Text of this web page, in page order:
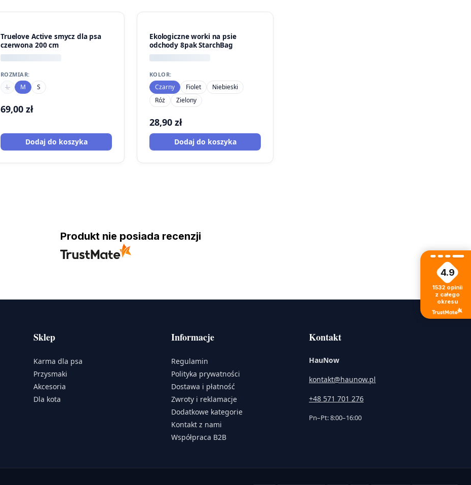
Truelove Active smycz dla psa
czerwona 200 cm
ROZMIAR:
L M S
69,00 zł
Dodaj do koszyka
Ekologiczne worki na psie
odchody 8pak StarchBag
KOLOR:
Czarny Fiolet
Niebieski
Róż
Zielony
28,90 zł
Dodaj do koszyka
Produkt nie posiada recenzji
Sklep
Karma dla psa
Przysmaki
Akcesoria
Dla kota
Informacje
Regulamin
Polityka prywatności
Dostawa i płatność
Zwroty i reklamacje
Dodatkowe kategorie
Kontakt z nami
Współpraca B2B
Kontakt
HauNow
kontakt@haunow.pl
+48 571 701 276
Pn–Pt: 8:00–16:00
4.9
1532 opinii
z całego
okresu